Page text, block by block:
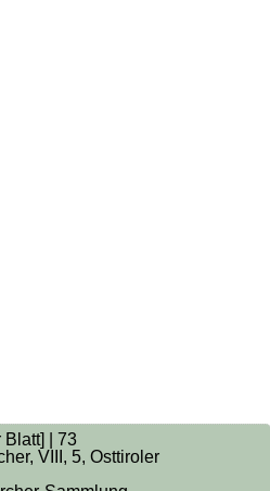
Blatt] | 73
VIII, 5, Osttiroler